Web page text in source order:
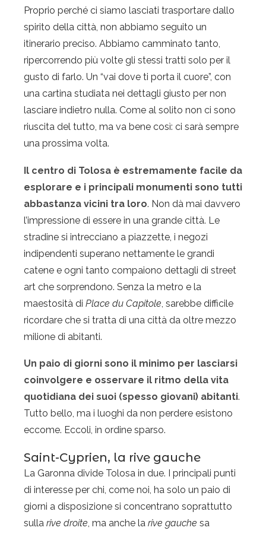
Proprio perché ci siamo lasciati trasportare dallo
spirito della città, non abbiamo seguito un
itinerario preciso. Abbiamo camminato tanto,
ripercorrendo più volte gli stessi tratti solo per il
gusto di farlo. Un “vai dove ti porta il cuore”, con
una cartina studiata nei dettagli giusto per non
lasciare indietro nulla. Come al solito non ci sono
riuscita del tutto, ma va bene così: ci sarà sempre
una prossima volta.
Il centro di Tolosa è estremamente facile da
esplorare e i principali monumenti sono tutti
abbastanza vicini tra loro. Non dà mai davvero
l’impressione di essere in una grande città. Le
stradine si intrecciano a piazzette, i negozi
indipendenti superano nettamente le grandi
catene e ogni tanto compaiono dettagli di street
art che sorprendono. Senza la metro e la
maestosità di Place du Capitole , sarebbe difficile
ricordare che si tratta di una città da oltre mezzo
milione di abitanti.
Un paio di giorni sono il minimo per lasciarsi
coinvolgere e osservare il ritmo della vita
quotidiana dei suoi (spesso giovani) abitanti.
Tutto bello, ma i luoghi da non perdere esistono
eccome. Eccoli, in ordine sparso.
Saint-Cyprien, la rive gauche
La Garonna divide Tolosa in due. I principali punti
di interesse per chi, come noi, ha solo un paio di
giorni a disposizione si concentrano soprattutto
sulla rive droite , ma anche la rive gauche sa